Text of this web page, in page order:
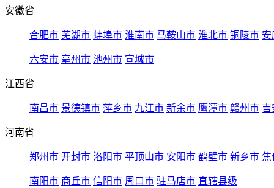
安徽省
合肥市 芜湖市 蚌埠市 淮南市 马鞍山市 淮北市 铜陵市 安
六安市 亳州市 池州市 宣城市
江西省
南昌市 景德镇市 萍乡市 九江市 新余市 鹰潭市 赣州市 吉
河南省
郑州市 开封市 洛阳市 平顶山市 安阳市 鹤壁市 新乡市 焦
南阳市 商丘市 信阳市 周口市 驻马店市 直辖县级